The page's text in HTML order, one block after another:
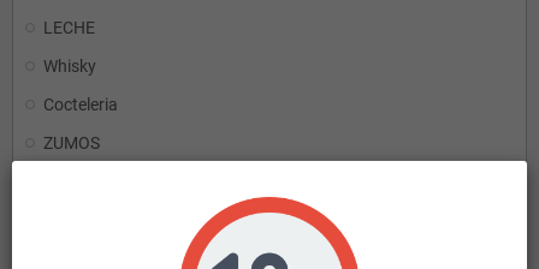
LECHE
Whisky
Cocteleria
ZUMOS
Tomate Mayonesa y Salsas